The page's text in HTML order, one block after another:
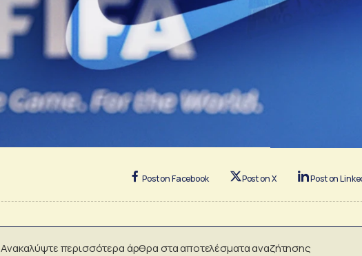
Post on Facebook Post on X Post on
Ανακαλύψτε περισσότερα άρθρα στα αποτελέσματα αναζήτησης